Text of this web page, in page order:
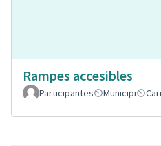
Rampes accesibles
Participantes
Municipi